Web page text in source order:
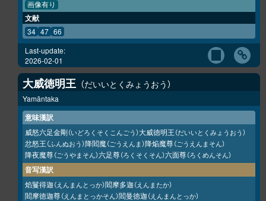
画像有り
文献
34 47 66
Last-update:
2026-02-01
大威徳明王 だいいとくみょうおう
Yamāntaka
意味漢訳
威怒六足金剛（いどろくそくこんごう）大威徳明王（だいいとくみょうおう）
忿怒王（ふんぬおう）降閻魔（ごうえんま）降焔魔尊（ごうえんまそん）
降夜魔尊（ごうやまそん）六足尊（ろくそくそん）六面尊（ろくめんそん）
音写漢訳
焰鬘得迦（えんまんとっか）閻摩多迦（えんまたか）
閻摩徳迦尊（えんまとっかそん）閻曼徳迦（えんまんとっか）